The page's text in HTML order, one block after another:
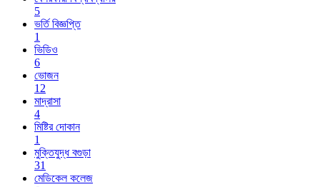
5
ভর্তি বিজ্ঞপ্তি
1
ভিডিও
6
ভোজন
12
মাদ্রাসা
4
মিষ্টির দোকান
1
মুক্তিযুদ্ধ বগুড়া
31
মেডিকেল কলেজ